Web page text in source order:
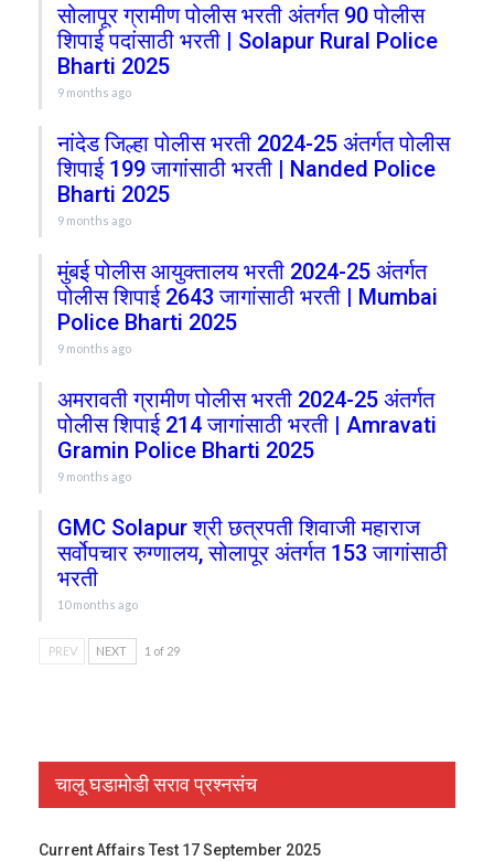
सोलापूर ग्रामीण पोलीस भरती अंतर्गत 90 पोलीस
शिपाई पदांसाठी भरती | Solapur Rural Police
Bharti 2025
9 months ago
नांदेड जिल्हा पोलीस भरती 2024-25 अंतर्गत पोलीस
शिपाई 199 जागांसाठी भरती | Nanded Police
Bharti 2025
9 months ago
मुंबई पोलीस आयुक्तालय भरती 2024-25 अंतर्गत
पोलीस शिपाई 2643 जागांसाठी भरती | Mumbai
Police Bharti 2025
9 months ago
अमरावती ग्रामीण पोलीस भरती 2024-25 अंतर्गत
पोलीस शिपाई 214 जागांसाठी भरती | Amravati
Gramin Police Bharti 2025
9 months ago
GMC Solapur श्री छत्रपती शिवाजी महाराज
सर्वोपचार रुग्णालय, सोलापूर अंतर्गत 153 जागांसाठी
भरती
10 months ago
PREV NEXT 1 of 29
चालू घडामोडी सराव प्रश्नसंच
Current Affairs Test 17 September 2025